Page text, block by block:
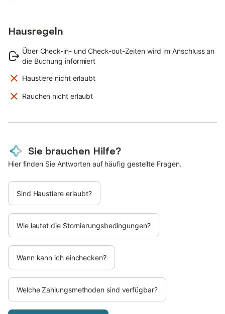
Hausregeln
Über Check-in- und Check-out-Zeiten wird im Anschluss an
die Buchung informiert
Haustiere nicht erlaubt
Rauchen nicht erlaubt
Sie brauchen Hilfe?
Hier finden Sie Antworten auf häufig gestellte Fragen.
Sind Haustiere erlaubt?
Wie lautet die Stornierungsbedingungen?
Wann kann ich einchecken?
Welche Zahlungsmethoden sind verfügbar?